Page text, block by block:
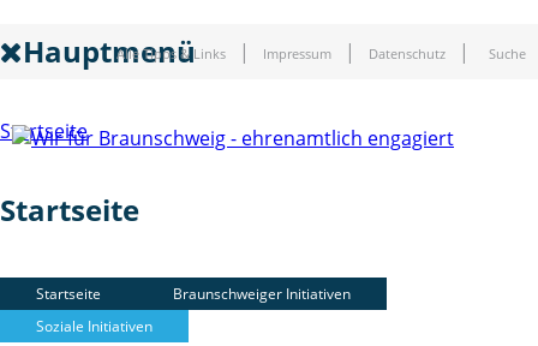
Alle Tipps & Links Impressum Datenschutz Suche
Hauptmenü
Startseite
Startseite
Braunschweiger Initiativen
Startseite
Braunschweiger Initiativen
Soziale Initiativen